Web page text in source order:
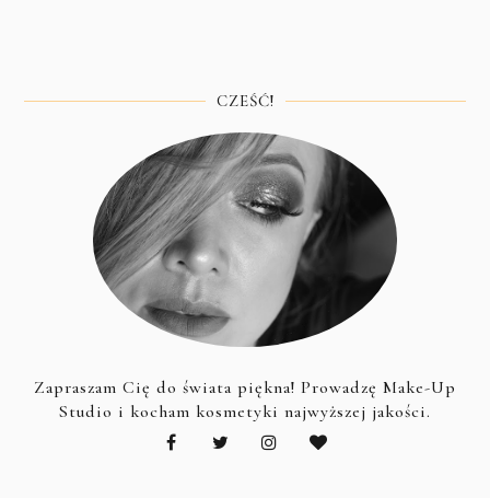
CZEŚĆ!
Zapraszam Cię do świata piękna! Prowadzę Make-Up
Studio i kocham kosmetyki najwyższej jakości.